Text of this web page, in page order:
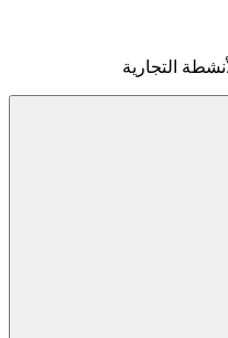
التجارية